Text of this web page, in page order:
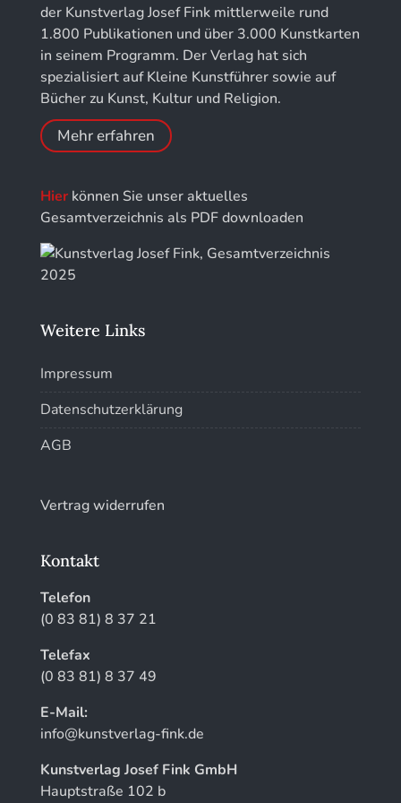
Jahrbuch der Stiftung Thüringer Schlösser und
Gärten
der Kunstverlag Josef Fink mittlerweile rund
1.800 Publikationen und über 3.000 Kunstkarten
in seinem Programm. Der Verlag hat sich
spezialisiert auf Kleine Kunstführer sowie auf
Bücher zu Kunst, Kultur und Religion.
Mehr erfahren
Hierkönnen Sie unser aktuelles
Gesamtverzeichnis als PDF downloaden
Weitere Links
Impressum
Datenschutzerklärung
AGB
Vertrag widerrufen
Kontakt
Telefon
(0 83 81) 8 37 21
Telefax
(0 83 81) 8 37 49
E-Mail:
info@kunstverlag-fink.de
Kunstverlag Josef Fink GmbH
Hauptstraße 102 b